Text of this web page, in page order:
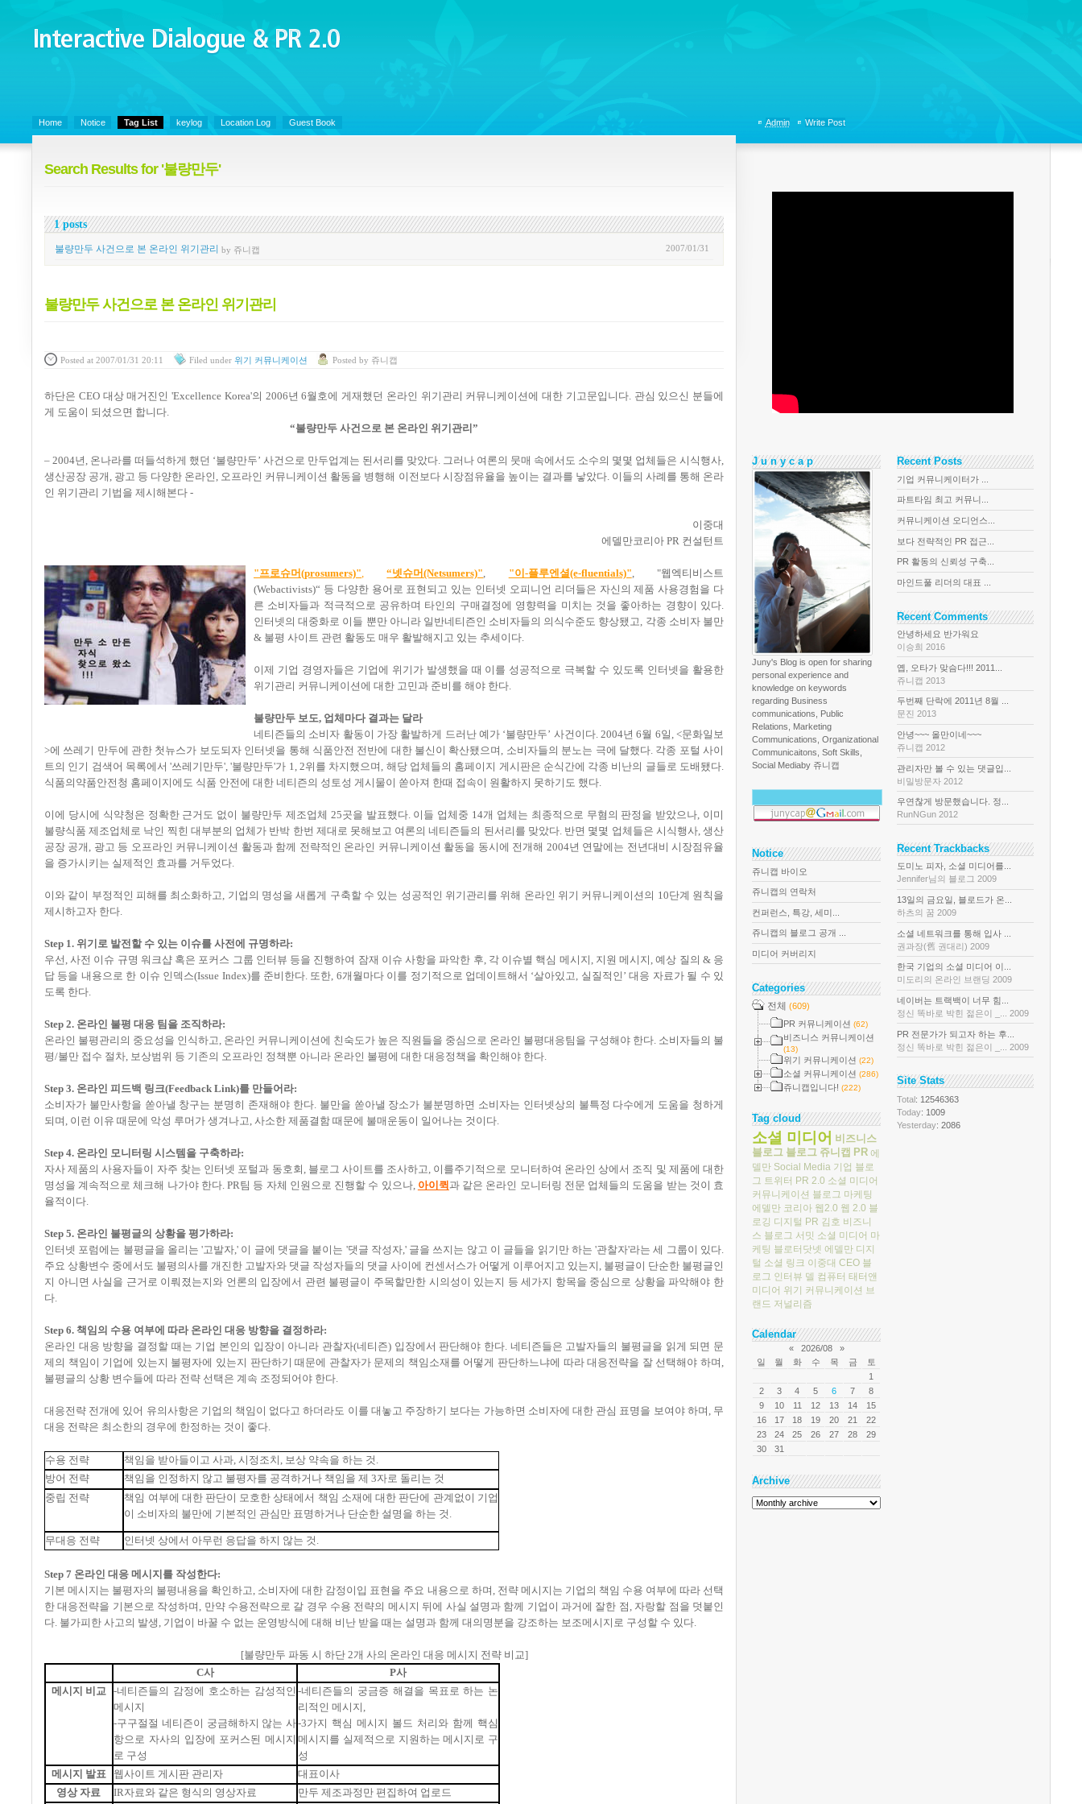
Interactive Dialogue &
PR 2.0
Home Notice Tag List keylog Location Log Guest Book
Search Results for '불량만두'
1 posts
2007/01/31
불량만두 사건으로 본 온라인 위기관리 by 쥬니캡
불량만두 사건으로 본 온라인 위기관리
Posted at 2007/01/31 20:11 Filed under 위기 커뮤니케이션 Posted by 쥬니캡
하단은 CEO 대상 매거진인 'Excellence Korea'의 2006년 6월호에 게재했던 온라인 위기관리 커뮤니케이션에 대한 기고문입니다. 관심 있으신 분들에
게 도움이 되셨으면 합니다.
“불량만두 사건으로 본 온라인 위기관리”
– 2004년, 온나라를 떠들석하게 했던 ‘불량만두’ 사건으로 만두업계는 된서리를 맞았다. 그러나 여론의 뭇매 속에서도 소수의 몇몇 업체들은 시식행사,
생산공장 공개, 광고 등 다양한 온라인, 오프라인 커뮤니케이션 활동을 병행해 이전보다 시장점유율을 높이는 결과를 낳았다. 이들의 사례를 통해 온라
인 위기관리 기법을 제시해본다 -
이중대
에델만코리아 PR 컨설턴트
"프로슈머(prosumers)",“넷슈머(Netsumers)", "이-플루엔셜(e-fluentials)","웹엑티비스트
(Webactivists)“ 등 다양한 용어로 표현되고 있는 인터넷 오피니언 리더들은 자신의 제품 사용경험을 다
른 소비자들과 적극적으로 공유하며 타인의 구매결정에 영향력을 미치는 것을 좋아하는 경향이 있다.
인터넷의 대중화로 이들 뿐만 아니라 일반네티즌인 소비자들의 의식수준도 향상됐고, 각종 소비자 불만
& 불평 사이트 관련 활동도 매우 활발해지고 있는 추세이다.
이제 기업 경영자들은 기업에 위기가 발생했을 때 이를 성공적으로 극복할 수 있도록 인터넷을 활용한
위기관리 커뮤니케이션에 대한 고민과 준비를 해야 한다.
불량만두 보도, 업체마다 결과는 달라
네티즌들의 소비자 활동이 가장 활발하게 드러난 예가 ‘불량만두’ 사건이다. 2004년 6월 6일, <문화일보
>에 쓰레기 만두에 관한 첫뉴스가 보도되자 인터넷을 통해 식품안전 전반에 대한 불신이 확산됐으며, 소비자들의 분노는 극에 달했다. 각종 포털 사이
트의 인기 검색어 목록에서 '쓰레기만두', '불량만두'가 1, 2위를 차지했으며, 해당 업체들의 홈페이지 게시판은 순식간에 각종 비난의 글들로 도배됐다.
식품의약품안전청 홈페이지에도 식품 안전에 대한 네티즌의 성토성 게시물이 쏟아져 한때 접속이 원활하지 못하기도 했다.
이에 당시에 식약청은 정확한 근거도 없이 불량만두 제조업체 25곳을 발표했다. 이들 업체중 14개 업체는 최종적으로 무혐의 판정을 받았으나, 이미
불량식품 제조업체로 낙인 찍힌 대부분의 업체가 반박 한번 제대로 못해보고 여론의 네티즌들의 된서리를 맞았다. 반면 몇몇 업체들은 시식행사, 생산
공장 공개, 광고 등 오프라인 커뮤니케이션 활동과 함께 전략적인 온라인 커뮤니케이션 활동을 동시에 전개해 2004년 연말에는 전년대비 시장점유율
을 증가시키는 실제적인 효과를 거두었다.
이와 같이 부정적인 피해를 최소화하고, 기업의 명성을 새롭게 구축할 수 있는 성공적인 위기관리를 위해 온라인 위기 커뮤니케이션의 10단계 원칙을
제시하고자 한다.
Step 1. 위기로 발전할 수 있는 이슈를 사전에 규명하라:
우선, 사전 이슈 규명 워크샵 혹은 포커스 그룹 인터뷰 등을 진행하여 잠재 이슈 사항을 파악한 후, 각 이슈별 핵심 메시지, 지원 메시지, 예상 질의 & 응
답 등을 내용으로 한 이슈 인덱스(Issue Index)를 준비한다. 또한, 6개월마다 이를 정기적으로 업데이트해서 ‘살아있고, 실질적인’ 대응 자료가 될 수 있
도록 한다.
Step 2. 온라인 불평 대응 팀을 조직하라:
온라인 불평관리의 중요성을 인식하고, 온라인 커뮤니케이션에 친숙도가 높은 직원들을 중심으로 온라인 불평대응팀을 구성해야 한다. 소비자들의 불
평/불만 접수 절차, 보상범위 등 기존의 오프라인 정책뿐 아니라 온라인 불평에 대한 대응정책을 확인해야 한다.
Step 3. 온라인 피드백 링크(Feedback Link)를 만들어라:
소비자가 불만사항을 쏟아낼 창구는 분명히 존재해야 한다. 불만을 쏟아낼 장소가 불분명하면 소비자는 인터넷상의 불특정 다수에게 도움을 청하게
되며, 이런 이유 때문에 악성 루머가 생겨나고, 사소한 제품결함 때문에 불매운동이 일어나는 것이다.
Step 4. 온라인 모니터링 시스템을 구축하라:
자사 제품의 사용자들이 자주 찾는 인터넷 포털과 동호회, 블로그 사이트를 조사하고, 이를주기적으로 모니터하여 온라인 상에서 조직 및 제품에 대한
명성을 계속적으로 체크해 나가야 한다. PR팀 등 자체 인원으로 진행할 수 있으나, 아이퀵 과 같은 온라인 모니터링 전문 업체들의 도움을 받는 것이 효
율적이다.
Step 5. 온라인 불평글의 상황을 평가하라:
인터넷 포럼에는 불평글을 올리는 '고발자,' 이 글에 댓글을 붙이는 '댓글 작성자,' 글을 쓰지는 않고 이 글들을 읽기만 하는 '관찰자'라는 세 그룹이 있다.
주요 상황변수 중에서도 불평의사를 개진한 고발자와 댓글 작성자들의 댓글 사이에 컨센서스가 어떻게 이루어지고 있는지, 불평글이 단순한 불평글인
지 아니면 사실을 근거로 이뤄졌는지와 언론의 입장에서 관련 불평글이 주목할만한 시의성이 있는지 등 세가지 항목을 중심으로 상황을 파악해야 한
다.
Step 6. 책임의 수용 여부에 따라 온라인 대응 방향을 결정하라:
온라인 대응 방향을 결정할 때는 기업 본인의 입장이 아니라 관찰자(네티즌) 입장에서 판단해야 한다. 네티즌들은 고발자들의 불평글을 읽게 되면 문
제의 책임이 기업에 있는지 불평자에 있는지 판단하기 때문에 관찰자가 문제의 책임소재를 어떻게 판단하느냐에 따라 대응전략을 잘 선택해야 하며,
불평글의 상황 변수들에 따라 전략 선택은 계속 조정되어야 한다.
대응전략 전개에 있어 유의사항은 기업의 책임이 없다고 하더라도 이를 대놓고 주장하기 보다는 가능하면 소비자에 대한 관심 표명을 보여야 하며, 무
대응 전략은 최소한의 경우에 한정하는 것이 좋다.
수용 전략 책임을 받아들이고 사과,시정조치 , 보상 약속을 하는 것 .
방어 전략 책임을 인정하지 않고 불평자를 공격하거나 책임을 제 3자로 돌리는 것
중립 전략 책임 여부에 대한 판단이 모호한 상태에서 책임 소재에 대한 판단에 관계없이 기업
이 소비자의 불만에 기본적인 관심만 표명하거나 단순한 설명을 하는 것 .
무대응 전략 인터넷 상에서 아무런 응답을 하지 않는 것 .
Step 7 온라인 대응 메시지를 작성한다:
기본 메시지는 불평자의 불평내용을 확인하고, 소비자에 대한 감정이입 표현을 주요 내용으로 하며, 전략 메시지는 기업의 책임 수용 여부에 따라 선택
한 대응전략을 기본으로 작성하며, 만약 수용전략으로 갈 경우 수용 전략의 메시지 뒤에 사실 설명과 함께 기업이 과거에 잘한 점, 자랑할 점을 덧붙인
다. 불가피한 사고의 발생, 기업이 바꿀 수 없는 운영방식에 대해 비난 받을 때는 설명과 함께 대의명분을 강조하는 보조메시지로 구성할 수 있다.
[불량만두 파동 시 하단2개 사의 온라인 대응 메시지 전략 비교]
C사 P사
메시지 비교 -네티즌들의 감정에 호소하는 감성적인
메시지
-구구절절 네티즌이 궁금해하지 않는 사
항으로 자사의 입장에 포커스된 메시지
로 구성
-네티즌들의 궁금증 해결을 목표로 하는 논
리적인 메시지 ,
-3가지 핵심 메시지 볼드 처리와 함께 핵심
메시지를 실제적으로 지원하는 메시지로 구
성
메시지 발표 웹사이트 게시판 관리자
대표이사
영상 자료 IR자료와 같은 형식의 영상자료 만두 제조과정만 편집하여 업로드
Admin Write Post
J u n y c a p
Juny's Blog is open for sharing
personal experience and
knowledge on keywords
regarding Business
communications, Public
Relations, Marketing
Communications, Organizational
Communicaitons, Soft Skills,
Social Mediaby 쥬니캡
Notice
쥬니캡 바이오
쥬니캡의 연락처
컨퍼런스, 특강, 세미...
쥬니캡의 블로그 공개 ...
미디어 커버리지
Categories
전체 (609)
PR 커뮤니케이션 (62)
비즈니스 커뮤니케이션
(13)
위기 커뮤니케이션 (22)
소셜 커뮤니케이션 (286)
쥬니캡입니다! (222)
Tag cloud
소셜 미디어 비즈니스
블로그 블로그 쥬니캡 PR 에
델만 Social Media 기업 블로
그 트위터 PR 2.0 소셜 미디어
커뮤니케이션 블로그 마케팅
에델만 코리아 웹2.0 웹 2.0 블
로깅 디지털 PR 김호 비즈니
스 블로그 서밋 소셜 미디어 마
케팅 블로터닷넷 에델만 디지
털 소셜 링크 이중대 CEO 블
로그 인터뷰 델 컴퓨터 태터앤
미디어 위기 커뮤니케이션 브
랜드 저널리즘
Calendar
« 2026/08
»
일
월 화 수 목 금
토
1
2
3 4 5 6 7
8
9
10 11 12 13 14
15
16
17 18 19 20 21
22
23
24 25 26 27 28
29
30
31
Archive
Recent Posts
기업 커뮤니케이터가 ...
파트타임 최고 커뮤니...
커뮤니케이션 오디언스...
보다 전략적인 PR 접근...
PR 활동의 신뢰성 구축...
마인드풀 리더의 대표 ...
Recent Comments
안녕하세요 반가워요
이승희 2016
옙, 오타가 맞슴다!!! 2011...
쥬니캡 2013
두번째 단락에 2011년 8월 ...
문진 2013
안녕~~~ 올만이네~~~
쥬니캡 2012
관리자만 볼 수 있는 댓글입...
비밀방문자 2012
우연찮게 방문했습니다. 정...
RunNGun 2012
Recent Trackbacks
도미노 피자, 소셜 미디어를...
Jennifer님의 블로그 2009
13일의 금요일, 블로드가 온...
하츠의 꿈 2009
소셜 네트워크를 통해 입사 ...
권과장(舊 권대리) 2009
한국 기업의 소셜 미디어 이...
미도리의 온라인 브랜딩 2009
네이버는 트랙백이 너무 힘...
정신 똑바로 박힌 젊은이 _... 2009
PR 전문가가 되고자 하는 후...
정신 똑바로 박힌 젊은이 _... 2009
Site Stats
Total: 12546363
Today: 1009
Yesterday: 2086